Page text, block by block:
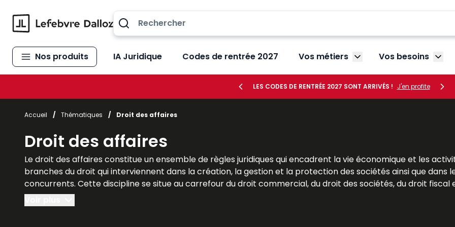
Nos produits IA Juridique Codes de rentrée 2027 Vos métiers Afficher le sous-menu
Vos besoins
LES CODES DE RENTRÉE 2027 SONT ARRIVÉS ! J'en profite
Accueil / Thématiques / Droit des affaires
Droit des affaires
Le droit des affaires constitue un ensemble de règles juridiques qui encadrent la vie économique et les
branches du droit qui interviennent dans la création, la gestion et la protection des sociétés ainsi que dans
concurrents. Cette discipline se situe au carrefour du droit commercial, du droit des sociétés, du droit
indispensable à la compréhension du monde des affaires. Pour les étudiants, le droit des affaires est une
interactions entre différentes spécialités juridiques. Pour les praticiens et les dirigeants, il s’agit d’un outil